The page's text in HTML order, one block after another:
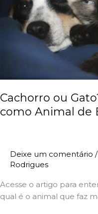
Cachorro ou
como Animal de
Deixe um comentário /
Rodrigues
Acesse o artigo para
qual é o animal que faz
Escolher
como
Animal